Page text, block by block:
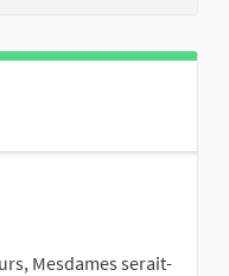
Mesdames serait-